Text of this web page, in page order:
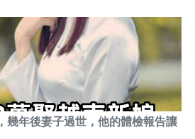
幾年後妻子過世，他的體檢報告讓